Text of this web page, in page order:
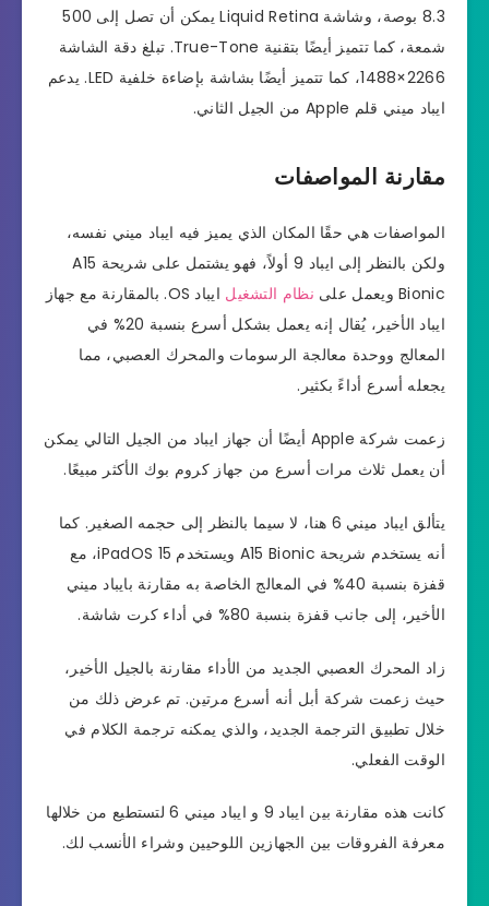
8.3 بوصة، وشاشة Liquid Retina يمكن أن تصل إلى 500
شمعة، كما تتميز أيضًا بتقنية True-Tone. تبلغ دقة الشاشة
2266×1488، كما تتميز أيضًا بشاشة بإضاءة خلفية LED. يدعم
ايباد ميني قلم Apple من الجيل الثاني.
مقارنة المواصفات
المواصفات هي حقًا المكان الذي يميز فيه ايباد ميني نفسه،
ولكن بالنظر إلى ايباد 9 أولاً، فهو يشتمل على شريحة A15
Bionic ويعمل على
نظام التشغيل
ايباد OS. بالمقارنة مع جهاز
ايباد الأخير، يُقال إنه يعمل بشكل أسرع بنسبة 20% في
المعالج ووحدة معالجة الرسومات والمحرك العصبي، مما
يجعله أسرع أداءً بكثير.
زعمت شركة Apple أيضًا أن جهاز ايباد من الجيل التالي يمكن
أن يعمل ثلاث مرات أسرع من جهاز كروم بوك الأكثر مبيعًا.
يتألق ايباد ميني 6 هنا، لا سيما بالنظر إلى حجمه الصغير. كما
أنه يستخدم شريحة A15 Bionic ويستخدم iPadOS 15، مع
قفزة بنسبة 40% في المعالج الخاصة به مقارنة بايباد ميني
الأخير، إلى جانب قفزة بنسبة 80% في أداء كرت شاشة.
زاد المحرك العصبي الجديد من الأداء مقارنة بالجيل الأخير،
حيث زعمت شركة أبل أنه أسرع مرتين. تم عرض ذلك من
خلال تطبيق الترجمة الجديد، والذي يمكنه ترجمة الكلام في
الوقت الفعلي.
كانت هذه مقارنة بين ايباد 9 و ايباد ميني 6 لتستطيع من خلالها
معرفة الفروقات بين الجهازين اللوحيين وشراء الأنسب لك.